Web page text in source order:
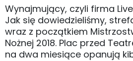
Wynajmujący, czyli firma
Jak się dowiedzieliśmy,
wraz z początkiem
Nożnej 2018. Plac przed
na dwa miesiące opanują